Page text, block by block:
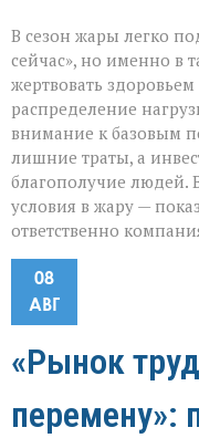
В сезон жары легко
сейчас», но именно в
жертвовать
распределение
внимание к базовым
лишние траты, а
благополучие людей.
условия в жару —
ответственно
08
АВГ
«Рынок
перемену»: